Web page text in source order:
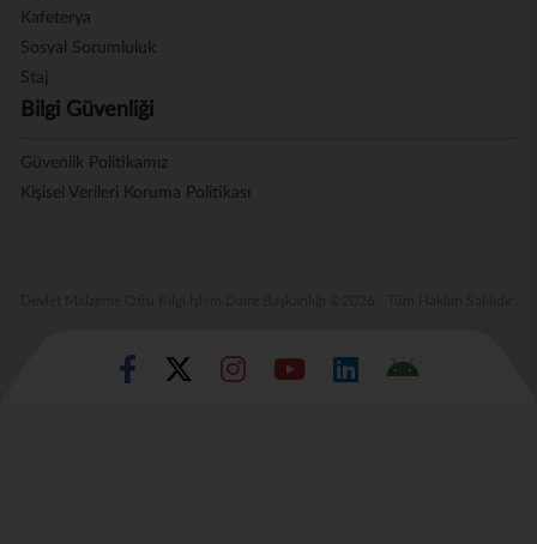
Kafeterya
Sosyal Sorumluluk
Staj
Bilgi Güvenliği
Güvenlik Politikamız
Kişisel Verileri Koruma Politikası